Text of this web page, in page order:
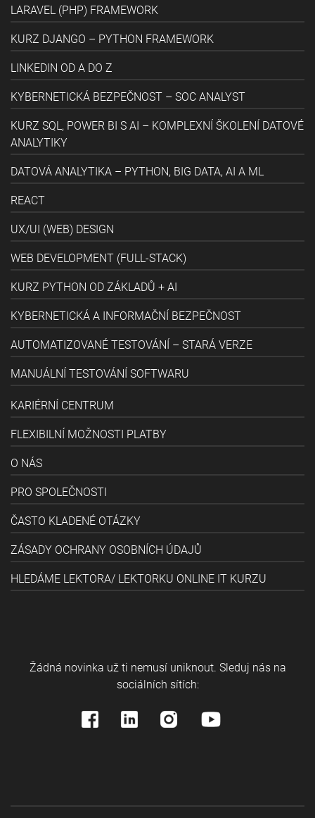
LARAVEL (PHP) FRAMEWORK
KURZ DJANGO – PYTHON FRAMEWORK
LINKEDIN OD A DO Z
KYBERNETICKÁ BEZPEČNOST – SOC ANALYST
KURZ SQL, POWER BI S AI – KOMPLEXNÍ ŠKOLENÍ DATOVÉ
ANALYTIKY
DATOVÁ ANALYTIKA – PYTHON, BIG DATA, AI A ML
REACT
UX/UI (WEB) DESIGN
WEB DEVELOPMENT (FULL-STACK)
KURZ PYTHON OD ZÁKLADŮ + AI
KYBERNETICKÁ A INFORMAČNÍ BEZPEČNOST
AUTOMATIZOVANÉ TESTOVÁNÍ – STARÁ VERZE
MANUÁLNÍ TESTOVÁNÍ SOFTWARU
KARIÉRNÍ CENTRUM
FLEXIBILNÍ MOŽNOSTI PLATBY
O NÁS
PRO SPOLEČNOSTI
ČASTO KLADENÉ OTÁZKY
ZÁSADY OCHRANY OSOBNÍCH ÚDAJŮ
HLEDÁME LEKTORA/ LEKTORKU ONLINE IT KURZU
Žádná novinka už ti nemusí uniknout. Sleduj nás na
sociálních sítích: